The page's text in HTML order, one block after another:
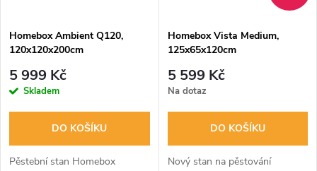
Homebox Ambient Q120,
120x120x200cm
5 999 Kč
Skladem
DO KOŠÍKU
Pěstební stan Homebox
Homebox Vista Medium,
125x65x120cm
5 599 Kč
Na dotaz
DO KOŠÍKU
Nový stan na pěstování